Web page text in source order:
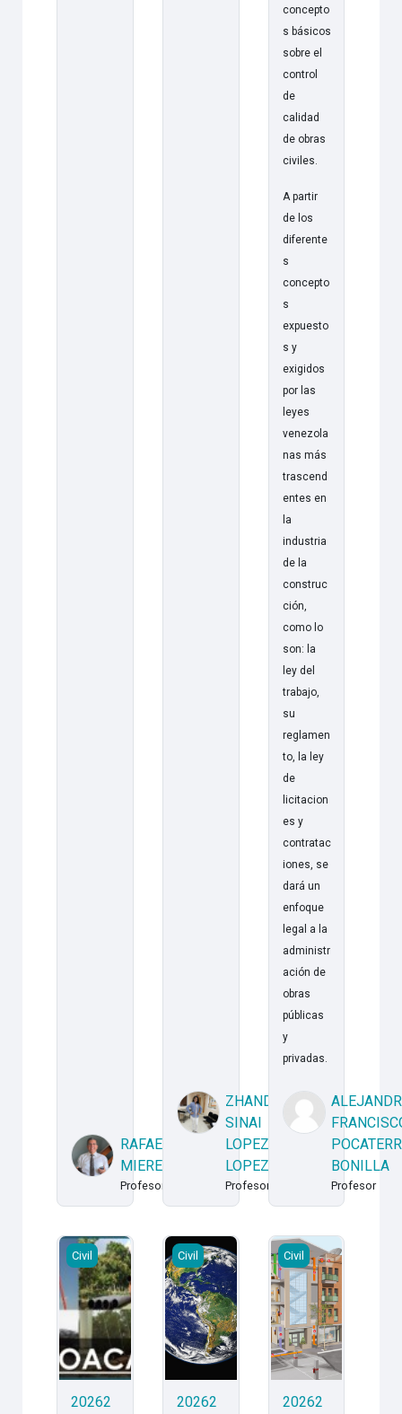
RAFAEL
MIERES
Profesor
ZHANDRA
SINAI
LOPEZ
LOPEZ
Profesor
concepto
s básicos
sobre el
control
de
calidad
de obras
civiles.
A partir
de los
diferente
s
concepto
s
expuesto
s y
exigidos
por las
leyes
venezola
nas más
trascend
entes en
la
industria
de la
construc
ción,
como lo
son: la
ley del
trabajo,
su
reglamen
to, la ley
de
licitacion
es y
contratac
iones, se
dará un
enfoque
legal a la
administr
ación de
obras
públicas
y
privadas.
BONILLA
Profesor
20262CR - Ing - Civil - Acueductos y Cloacas
Civil
20262
20262CR - Ing - Civil - Geología
Civil
20262
20262CR - Ing -
Civil
20262